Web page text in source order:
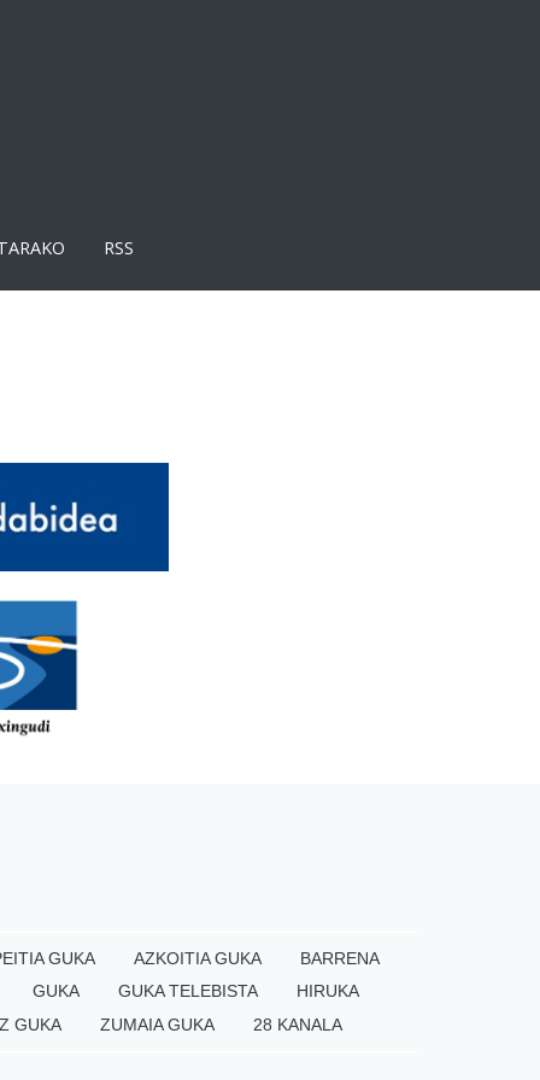
RSS
GUKA AZKOITIA GUKA
BARRENA
GUKA
GUKA TELEBISTA
HIRUKA
GUKA
ZUMAIA GUKA 28 KANALA